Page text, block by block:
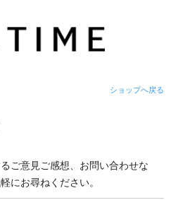
ショップへ戻る
ご意見ご感想、お問い合わせな
にお尋ねください。